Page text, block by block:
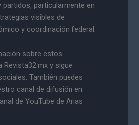
partidos, particularmente en
visibles de
y coordinación federal.
sobre estos
Revista32.mx y sigue
También puedes
canal de difusión en
de YouTube de Arias